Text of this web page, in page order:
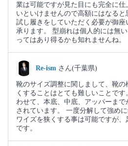
業は可能ですが見た目にも完全に
いといけませんので高額にはなる
試し履きをしていただく必要が御
承ります。 型崩れは個人的には無
ってはあり得るかも知れませんね。
Re-ism さん(千葉県)
靴のサイズ調整に関しまして、靴の
くすることはとても難しいことで
わせて、本底、中底、アッパーま
されています。 一度分解して強め
ワイズを狭くする事は可能ですが
です。